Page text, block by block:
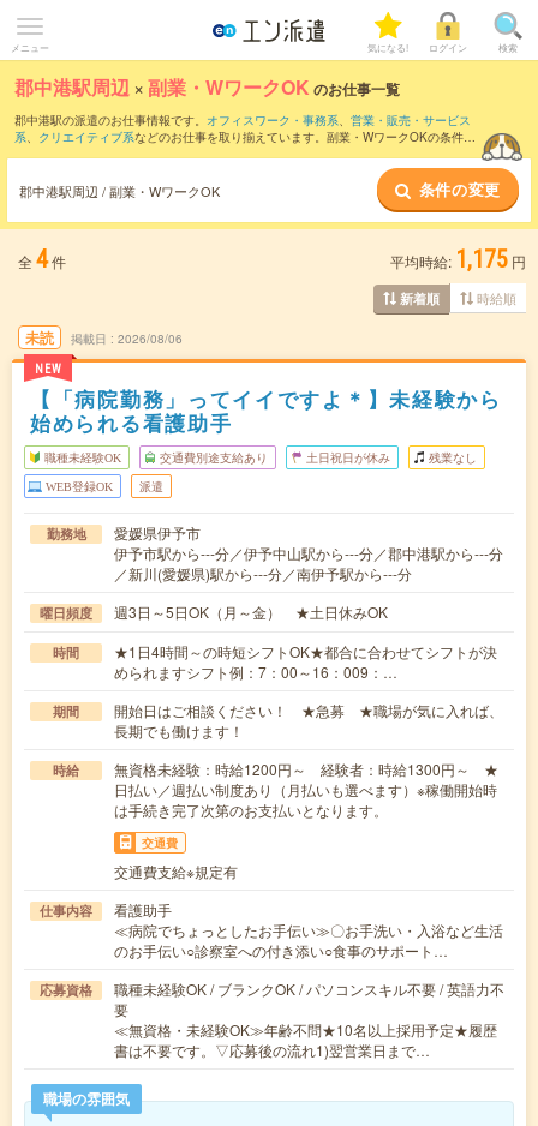
メニュー 気になる! ログイン 検索
郡中港駅周辺 ×副業・WワークOK のお仕事一覧
郡中港駅の派遣のお仕事情報です。 オフィスワーク・事務系、 営業・販売・サービス
系、 クリエイティブ系などのお仕事を取り揃えています。副業・WワークOKの条件の
郡中港駅周辺 / 副業・WワークOK 条件の変更
全 4件 平均時給: 1,175 円
新着順 時給順
未読
NEW
掲載日 2026/08/06
【「病院勤務」ってイイですよ＊】未経験から
始められる看護助手
職種未経験OK 交通費別途支給あり 土日祝日が休み 残業なし
WEB登録OK 派遣
勤務地
愛媛県伊予市
伊予市駅から---分／伊予中山駅から---分／郡中港駅から---分
／新川(愛媛県)駅から---分／南伊予駅から---分
曜日頻度 週3日～5日OK（月～金） ★土日休みOK
時間
★1日4時間～の時短シフトOK★都合に合わせてシフトが決
められますシフト例：7：00～16：009：…
期間
開始日はご相談ください！ ★急募 ★職場が気に入れば、
長期でも働けます！
時給
無資格未経験：時給1200円～ 経験者：時給1300円～ ★
日払い／週払い制度あり（月払いも選べます）※稼働開始時
は手続き完了次第のお支払いとなります。
交通費
交通費支給※規定有
仕事内容
看護助手
≪病院でちょっとしたお手伝い≫〇お手洗い・入浴など生活
のお手伝い○診察室への付き添い○食事のサポート…
応募資格
職種未経験OK / ブランクOK / パソコンスキル不要 / 英語力不
要
≪無資格・未経験OK≫年齢不問★10名以上採用予定★履歴
書は不要です。▽応募後の流れ1)翌営業日まで…
職場の雰囲気